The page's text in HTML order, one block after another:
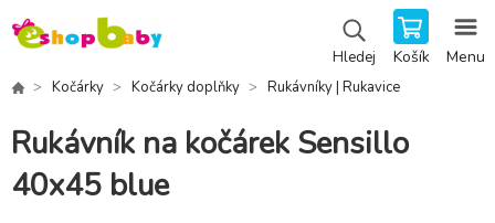
Hledej Košík Menu
Kočárky Kočárky doplňky Rukávníky | Rukavice
Rukávník na kočárek Sensillo
40x45 blue